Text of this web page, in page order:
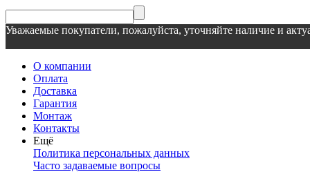
Уважаемые покупатели, пожалуйста, уточняйте наличие и
О компании
Оплата
Доставка
Гарантия
Монтаж
Контакты
Ещё
Политика персональных данных
Часто задаваемые вопросы